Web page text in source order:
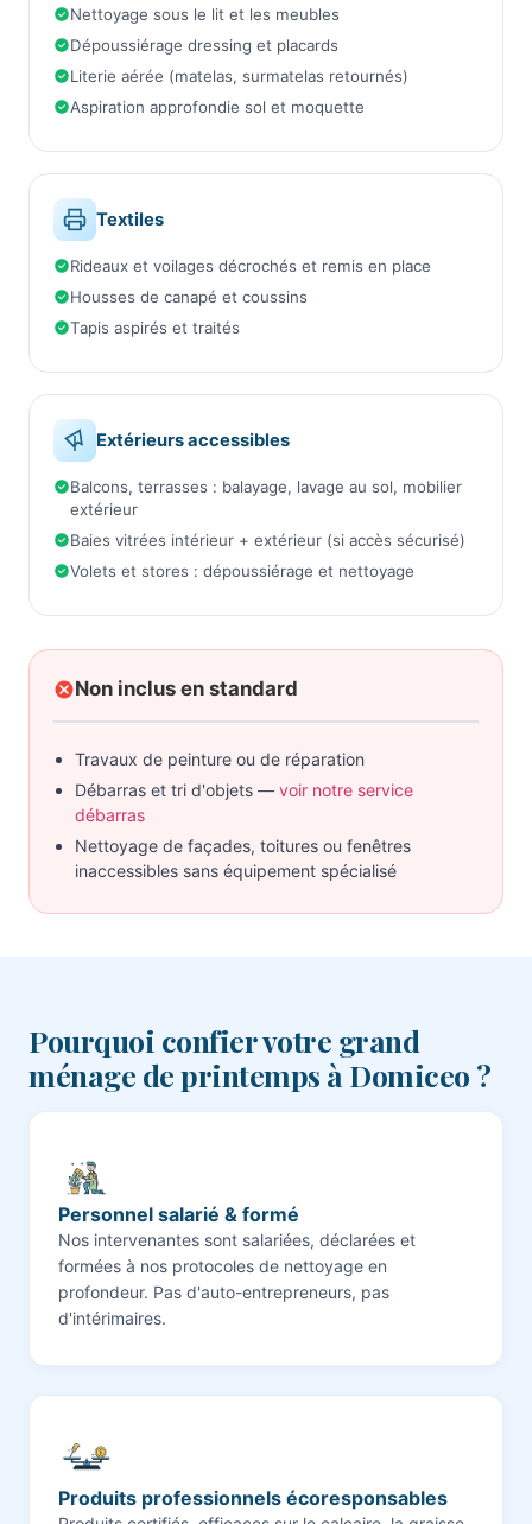
Nettoyage sous le lit et les meubles
Dépoussiérage dressing et placards
Literie aérée (matelas, surmatelas retournés)
Aspiration approfondie sol et moquette
Textiles
Rideaux et voilages décrochés et remis en place
Housses de canapé et coussins
Tapis aspirés et traités
Extérieurs accessibles
Balcons, terrasses : balayage, lavage au sol, mobilier
extérieur
Baies vitrées intérieur + extérieur (si accès sécurisé)
Volets et stores : dépoussiérage et nettoyage
Non inclus en standard
Travaux de peinture ou de réparation
Débarras et tri d'objets — voir notre service
débarras
Nettoyage de façades, toitures ou fenêtres
inaccessibles sans équipement spécialisé
Pourquoi confier votre grand
ménage de printemps à Domiceo ?
Personnel salarié & formé
Nos intervenantes sont salariées, déclarées et
formées à nos protocoles de nettoyage en
profondeur. Pas d'auto-entrepreneurs, pas
d'intérimaires.
Produits professionnels écoresponsables